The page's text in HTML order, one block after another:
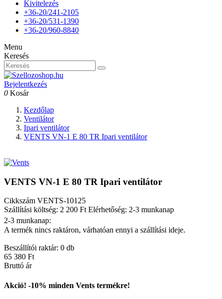
Kivitelezés
+36-20/241-2105
+36-20/531-1390
+36-20/960-8840
Menu
Keresés
Bejelentkezés
0 Kosár
Kezdőlap
Ventilátor
Ipari ventilátor
VENTS VN-1 E 80 TR Ipari ventilátor
VENTS VN-1 E 80 TR Ipari ventilátor
Cikkszám VENTS-10125
Szállítási költség: 2 200 FtElérhetőség: 2-3 munkanap
2-3 munkanap:
A termék nincs raktáron, várhatóan ennyi a szállítási ideje.
Beszállítói raktár: 0 db
65 380 Ft
Bruttó ár
Akció! -10% minden Vents termékre!